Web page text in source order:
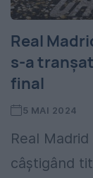
Real
s-a
final
5 MAI 2024
Real
câștigând